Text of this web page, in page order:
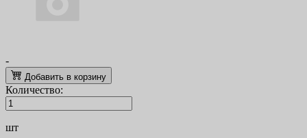
-
Добавить в корзину
Количество:
шт